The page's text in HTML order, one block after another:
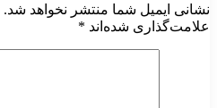
نشانی ایمیل شما منتشر نخواهد شد.
علامت‌گذاری شده‌اند *